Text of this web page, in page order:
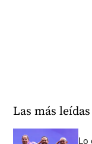
Las más leídas
Lo